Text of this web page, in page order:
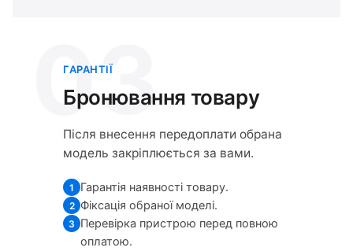
03
ГАРАНТІЇ
Бронювання товару
Після внесення передоплати обрана
модель закріплюється за вами.
1 Гарантія наявності товару.
2 Фіксація обраної моделі.
3 Перевірка пристрою перед повною
оплатою.